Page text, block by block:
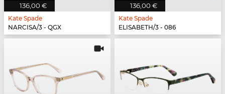
136,00 €
Kate Spade
NARCISA/3 - QGX
136,00 €
Kate Spade
ELISABETH/3 - 086